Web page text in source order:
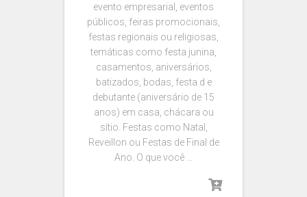
evento empresarial, eventos
públicos, feiras promocionais,
festas regionais ou religiosas,
temáticas como festa junina,
casamentos, aniversários,
batizados, bodas, festa d e
debutante (aniversário de 15
anos) em casa, chácara ou
sítio. Festas como Natal,
Reveillon ou Festas de Final de
Ano. O que você …